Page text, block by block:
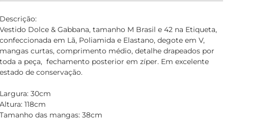
Descrição:
Vestido Dolce & Gabbana, tamanho M Brasil e 42 na Etiqueta,
confeccionada em Lã, Poliamida e Elastano, degote em V,
mangas curtas, comprimento médio, detalhe drapeados por
toda a peça, fechamento posterior em zíper. Em excelente
estado de conservação.
Largura: 30cm
Altura: 118cm
Tamanho das mangas: 38cm